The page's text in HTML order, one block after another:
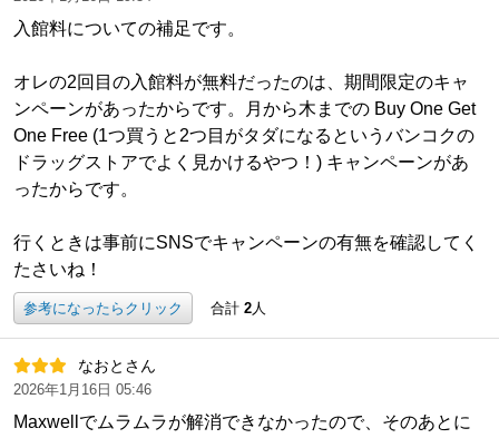
入館料についての補足です。
オレの2回目の入館料が無料だったのは、期間限定のキャ
ンペーンがあったからです。月から木までの Buy One Get
One Free (1つ買うと2つ目がタダになるというバンコクの
ドラッグストアでよく見かけるやつ！) キャンペーンがあ
ったからです。
行くときは事前にSNSでキャンペーンの有無を確認してく
たさいね！
参考になったらクリック 合計 2人
なおとさん
2026年1月16日 05:46
Maxwellでムラムラが解消できなかったので、そのあとに